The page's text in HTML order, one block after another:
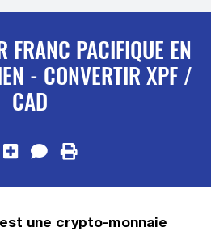
FRANC PACIFIQUE EN
- CONVERTIR XPF /
CAD
une crypto-monnaie